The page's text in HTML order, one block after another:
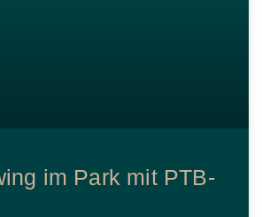
im Park mit PTB-